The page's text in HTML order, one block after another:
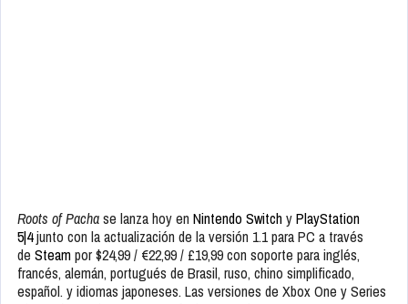
Roots of Pachase lanza hoy en Nintendo SwitchyPlayStation
5|4junto con la actualización de la versión 1.1 para PC a través
de Steampor $24,99 / €22,99 / £19,99 con soporte para inglés,
francés, alemán, portugués de Brasil, ruso, chino simplificado,
español. y idiomas japoneses. Las versiones de Xbox One y Series